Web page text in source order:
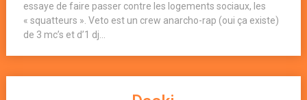
essaye de faire passer contre les logements sociaux, les
« squatteurs ». Veto est un crew anarcho-rap (oui ça existe)
de 3 mc’s et d’1 dj...